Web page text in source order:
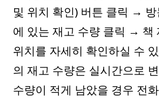
및 위치 확인) 버튼 클릭 →
에 있는 재고 수량 클릭 → 책
위치를 자세히 확인하실 수
의 재고 수량은 실시간으로
수량이 적게 남았을 경우 전